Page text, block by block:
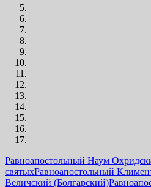
Равноапостольный Наум
святыхРавноапостольный
Величский (Болгарский)